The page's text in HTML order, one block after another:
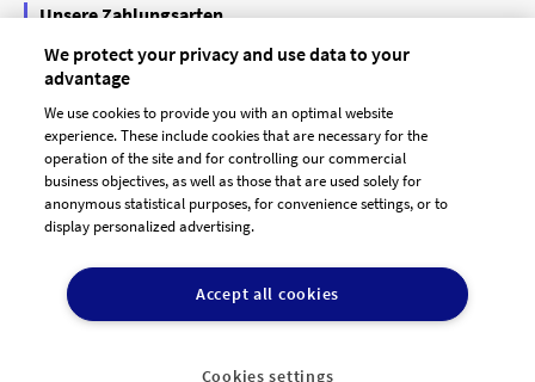
Unsere Zahlungsarten
AGB Dienstleister
Datenschutz
Impressum
We protect your privacy and use data to your
advantage
We use cookies to provide you with an optimal website
experience. These include cookies that are necessary for the
operation of the site and for controlling our commercial
business objectives, as well as those that are used solely for
anonymous statistical purposes, for convenience settings, or to
display personalized advertising.
Accept all cookies
Cookies settings